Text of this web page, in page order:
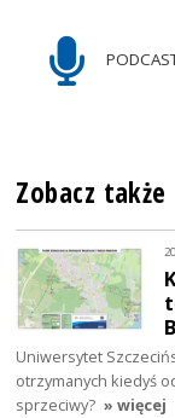
Zobacz także
Uniwersytet
otrzymanych kiedyś
sprzeciwy? » więcej